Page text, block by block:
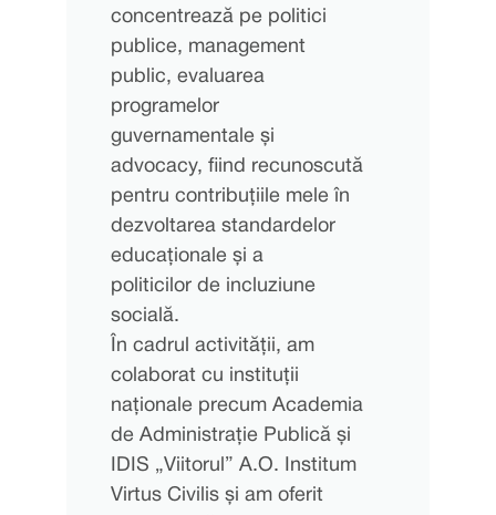
concentrează pe politici
publice, management
public, evaluarea
programelor
guvernamentale și
advocacy, fiind recunoscută
pentru contribuțiile mele în
dezvoltarea standardelor
educaționale și a
politicilor de incluziune
socială.
În cadrul activității, am
colaborat cu instituții
naționale precum Academia
de Administrație Publică și
IDIS „Viitorul” A.O. Institum
Virtus Civilis și am oferit